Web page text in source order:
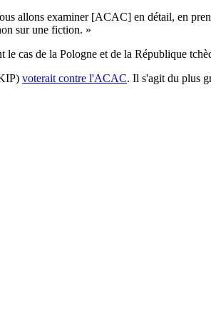
allons examiner [ACAC] en détail, en
sur une fiction. »
cas de la Pologne et de la République
voterait contre l'ACAC. Il s'agit du plus